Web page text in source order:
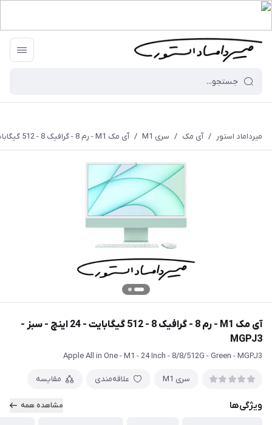
میرداماد استور / آی مک / سری M1 / آی مک M1 - رم 8 - گرافیک 8 - 512 گیگابایت - 24 اینچ - سبز - MGPJ3
آی مک M1 - رم 8 - گرافیک 8 - 512 گیگابایت - 24 اینچ - سبز -
MGPJ3
Apple All in One - M1 - 24 Inch - 8/8/512G - Green - MGPJ3
سری M1 علاقه‌مندی مقایسه
ویژگی‌ها مشاهده همه